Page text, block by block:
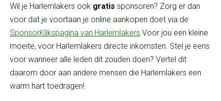
Wil je Harlemlakers ook gratis sponsoren? Zorg er dan
voor dat je voortaan je online aankopen doet via de
SponsorKlikspagina van Harlemlakers Voor jou een kleine
moeite, voor Harlemlakers directe inkomsten. Stel je eens
voor wanneer alle leden dit zouden doen? Vertel dit
daarom door aan andere mensen die Harlemlakers een
warm hart toedragen!